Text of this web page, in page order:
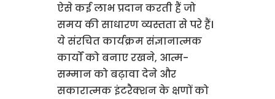
ऐसे कई लाभ प्रदान करती हैं जो
समय की साधारण व्यस्तता से परे हैं।
ये संरचित कार्यक्रम संज्ञानात्मक
कार्यों को बनाए रखने, आत्म-
सम्मान को बढ़ावा देने और
सकारात्मक इंटरैक्शन के क्षणों को